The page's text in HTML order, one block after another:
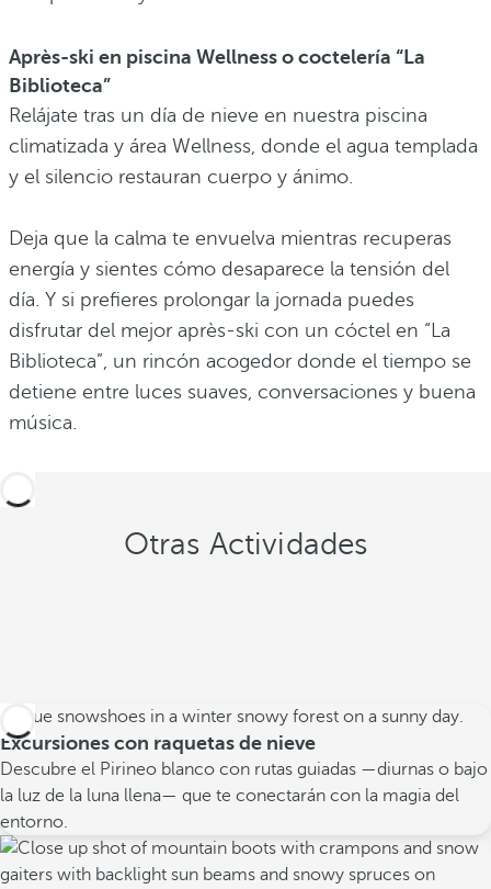
Après-ski en piscina Wellness o coctelería “La
Biblioteca”
Relájate tras un día de nieve en nuestra piscina
climatizada y área Wellness, donde el agua templada
y el silencio restauran cuerpo y ánimo.
Deja que la calma te envuelva mientras recuperas
energía y sientes cómo desaparece la tensión del
día. Y si prefieres prolongar la jornada puedes
disfrutar del mejor après-ski con un cóctel en “La
Biblioteca”, un rincón acogedor donde el tiempo se
detiene entre luces suaves, conversaciones y buena
música.
Otras Actividades
Excursiones con raquetas de nieve
Descubre el Pirineo blanco con rutas guiadas —diurnas o bajo
la luz de la luna llena— que te conectarán con la magia del
entorno.